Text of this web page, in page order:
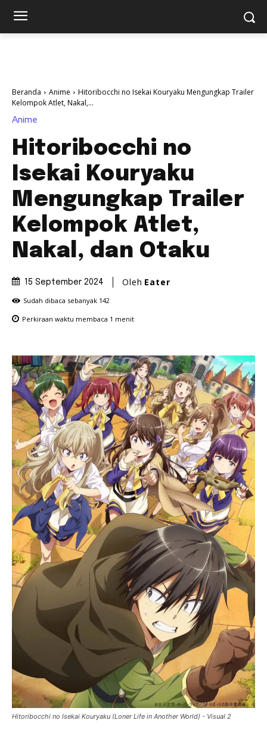
Beranda Anime
Hitoribocchi no Isekai Kouryaku Mengungkap Trailer
Kelompok Atlet, Nakal,...
Anime
Hitoribocchi no
Isekai Kouryaku
Mengungkap Trailer
Kelompok Atlet,
Nakal, dan Otaku
15 September 2024 Oleh Eater
Sudah dibaca sebanyak 142
Perkiraan waktu membaca 1 menit
Hitoribocchi no Isekai Kouryaku (Loner Life in Another World) - Visual 2